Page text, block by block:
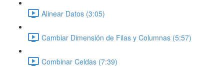
Alinear Datos (3:05)
Cambiar Dimensión de Filas y Columnas (5:57)
Combinar Celdas (7:39)